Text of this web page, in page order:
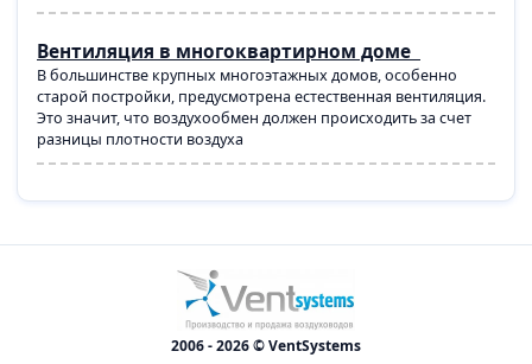
Вентиляция в многоквартирном доме
В большинстве крупных многоэтажных домов, особенно
старой постройки, предусмотрена естественная вентиляция.
Это значит, что воздухообмен должен происходить за счет
разницы плотности воздуха
2006 - 2026 © VentSystems